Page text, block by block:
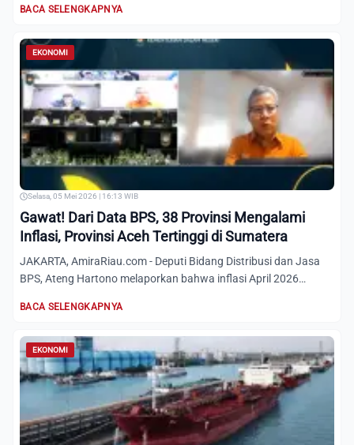
BACA SELENGKAPNYA
EKONOMI
Selasa, 05 Mei 2026 | 16:13 WIB
Gawat! Dari Data BPS, 38 Provinsi Mengalami
Inflasi, Provinsi Aceh Tertinggi di Sumatera
JAKARTA, AmiraRiau.com - Deputi Bidang Distribusi dan Jasa
BPS, Ateng Hartono melaporkan bahwa inflasi April 2026
BACA SELENGKAPNYA
EKONOMI